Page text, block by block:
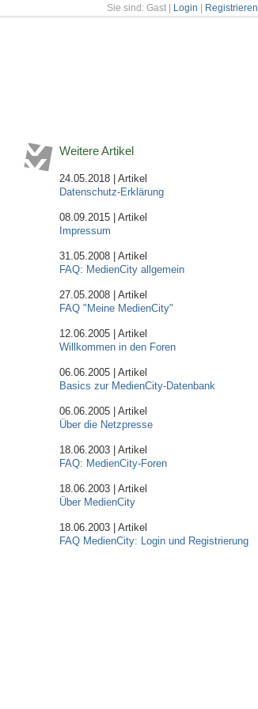
Weitere Artikel
24.05.2018 | Artikel
Datenschutz-Erklärung
08.09.2015 | Artikel
Impressum
31.05.2008 | Artikel
FAQ: MedienCity allgemein
27.05.2008 | Artikel
FAQ "Meine MedienCity"
12.06.2005 | Artikel
Willkommen in den Foren
06.06.2005 | Artikel
Basics zur MedienCity-Datenbank
06.06.2005 | Artikel
Über die Netzpresse
18.06.2003 | Artikel
FAQ: MedienCity-Foren
18.06.2003 | Artikel
Über MedienCity
18.06.2003 | Artikel
FAQ MedienCity: Login und Registrierung
Sie sind: Gast | Login Registrieren